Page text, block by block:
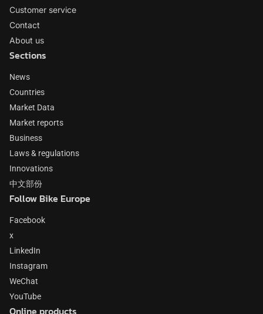
Customer service
Contact
About us
Sections
News
Countries
Market Data
Market reports
Business
Laws & regulations
Innovations
中文部份
Follow Bike Europe
Facebook
x
LinkedIn
Instagram
WeChat
YouTube
Online products